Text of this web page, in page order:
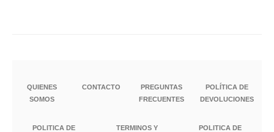
QUIENES
SOMOS
CONTACTO
PREGUNTAS
FRECUENTES
POLÍTICA DE
DEVOLUCIONES
POLITICA DE
TERMINOS Y
POLITICA DE